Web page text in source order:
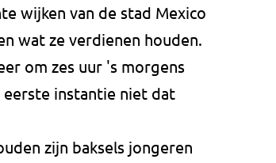
wijken van de stad Mexico
wat ze verdienen houden.
om zes uur 's morgens
eerste instantie niet dat
zijn baksels jongeren